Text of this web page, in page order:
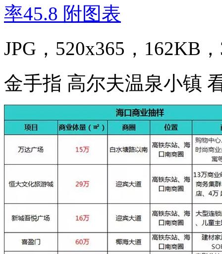
JPG，520x365，162KB
金手指 高尔夫温泉小镇